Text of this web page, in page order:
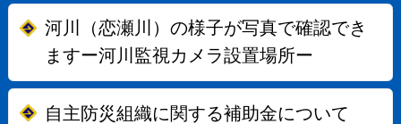
河川（恋瀬川）の様子が写真で確認でき
ますー河川監視カメラ設置場所ー
自主防災組織に関する補助金について